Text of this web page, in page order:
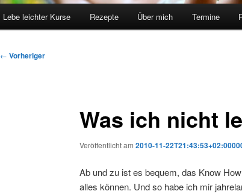
Lebe leichter Kurse Rezepte Über mich Termine
Beitragsnavigation
← Vorheriger
Was ich nicht
Veröffentlicht am 2010-11-
Ab und zu ist es bequem, das Know
alles können. Und so habe ich mir